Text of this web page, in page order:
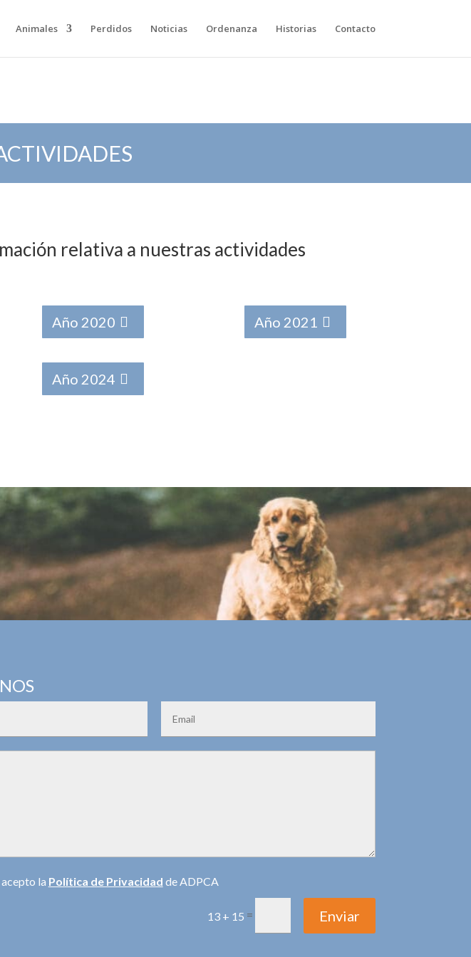
Animales Perdidos Noticias Ordenanza Historias Contacto
relativa a nuestras actividades
Año 2020
Año 2024
Año 2021
la Política de Privacidad de ADPCA
13 + 15 = Enviar